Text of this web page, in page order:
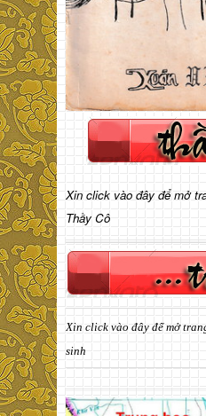
Xin click vào đây để mở
Thầy Cô
Xin click vào đây để mở
sinh